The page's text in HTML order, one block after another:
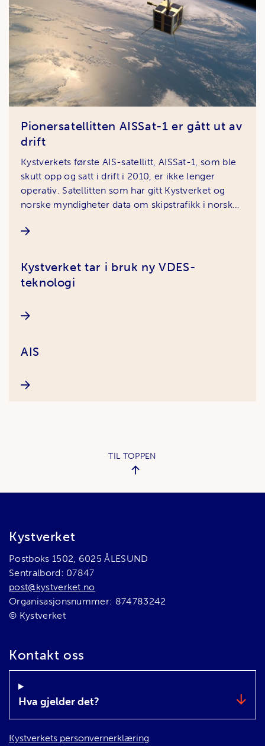
Pionersatellitten AISSat-1 er gått ut av
drift
Kystverkets første AIS-satellitt, AISSat-1, som ble
skutt opp og satt i drift i 2010, er ikke lenger
operativ. Satellitten som har gitt Kystverket og
norske myndigheter data om skipstrafikk i norske
overvåke skipstrafikk med AIS fra verdensrommet.
Kystverket tar i bruk ny VDES-
teknologi
AIS
TIL TOPPEN
Bunnområde
Kystverket
Postboks 1502, 6025 ÅLESUND
Sentralbord: 07847
post@kystverket.no
Organisasjonsnummer: 874783242
© Kystverket
Kontakt oss
Hva gjelder det?
Kystverkets personvernerklæring